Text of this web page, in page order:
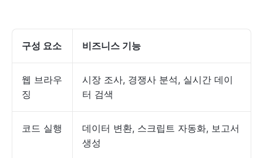
구성 요소 비즈니스 기능
웹 브라우
징
시장 조사, 경쟁사 분석, 실시간 데이
터 검색
코드 실행
데이터 변환, 스크립트 자동화, 보고서
생성